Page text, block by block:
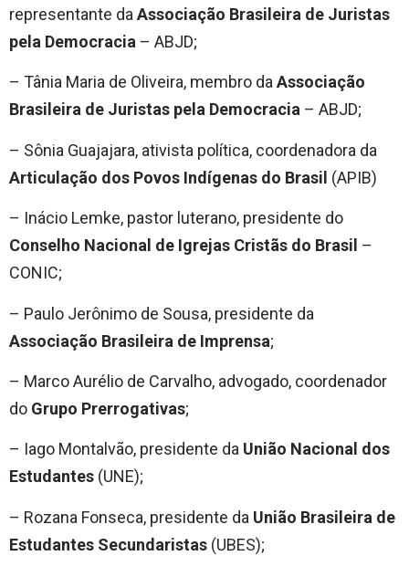
representante da Associação Brasileira de Juristas
pela Democracia – ABJD;
– Tânia Maria de Oliveira, membro daAssociação
Brasileira de Juristas pela Democracia – ABJD;
– Sônia Guajajara, ativista política, coordenadora da
Articulação dos Povos Indígenas do Brasil (APIB)
– Inácio Lemke, pastor luterano, presidente do
Conselho Nacional de Igrejas Cristãs do Brasil –
CONIC;
– Paulo Jerônimo de Sousa, presidente da
Associação Brasileira de Imprensa;
– Marco Aurélio de Carvalho, advogado, coordenador
do Grupo Prerrogativas;
– Iago Montalvão, presidente da União Nacional dos
Estudantes (UNE);
– Rozana Fonseca, presidente da União Brasileira de
Estudantes Secundaristas (UBES);